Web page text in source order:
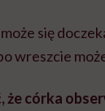
się
wreszcie
że córka